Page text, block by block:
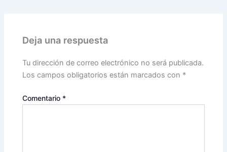
Deja una respuesta
Tu dirección de correo electrónico no será publicada.
Los campos obligatorios están marcados con *
Comentario *